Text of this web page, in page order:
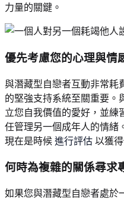
力量的關鍵。
優先考慮您的心理與情
與潛藏型自戀者互動非常耗
的堅強支持系統至關重要。
立您自我價值的愛好，並練
任管理另一個成年人的情緒
現在是時候 進行評估 以獲
何時為複雜的關係尋求
如果您與潛藏型自戀者處於